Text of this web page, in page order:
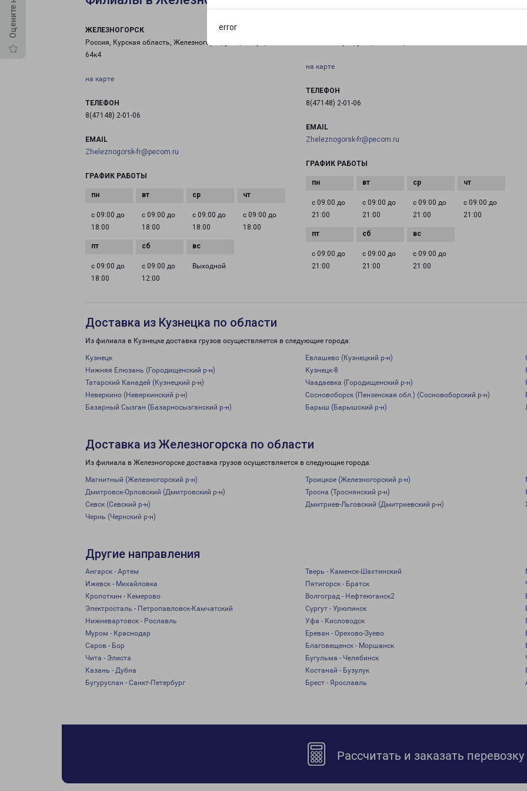
error
ЖЕЛЕЗНОГОРСК
Россия, Курская область, Железногорск, улица Мира,
64к4
на карте
ТЕЛЕФОН
8(47148) 2-01-06
EMAIL
Zheleznogorsk-fr@pecom.ru
ГРАФИК РАБОТЫ
с 09:00 до
18:00
с 09:00 до
18:00
с 09:00 до
18:00
с 09:00 до
18:00
с 09:00 до
18:00
с 09:00 до
12:00
Выходной
на карте
ТЕЛЕФОН
8(47148) 2-01-06
EMAIL
Zheleznogorsk-fr@pecom.ru
ГРАФИК РАБОТЫ
с 09:00 до
21:00
с 09:00 до
21:00
с 09:00 до
21:00
с 09:00 до
21:00
с 09:00 до
21:00
с 09:00 до
21:00
с 09:00 до
21:00
Доставка из Кузнецка по области
Из филиала в Кузнецке доставка грузов осуществляется в следующие города:
Кузнецк Евлашево (Кузнецкий р-н)
Нижняя Елюзань (Городищенский р-н)
Кузнецк-8
Татарский Канадей (Кузнецкий р-н)
Чаадаевка (Городищенский р-н)
Неверкино (Неверкинский р-н)
Сосновоборск (Пензенская обл.) (Сосновоборский р-н)
Базарный Сызган (Базарносызганский р-н)
Барыш (Барышский р-н)
Доставка из Железногорска по области
Из филиала в Железногорске доставка грузов осуществляется в следующие города:
Магнитный (Железногорский р-н) Троицкое (Железногорский р-н)
Дмитровск-Орловский (Дмитровский р-н)
Тросна (Троснянский р-н)
Севск (Севский р-н)
Дмитриев-Льговский (Дмитриевский р-н)
Чернь (Чернский р-н)
Другие направления
Ангарск - Артем Тверь - Каменск-Шахтинский
Ижевск - Михайловка
Пятигорск - Братск
Кропоткин - Кемерово
Волгоград - Нефтеюганск2
Электросталь - Петропавловск-Камчатский
Сургут - Урюпинск
Нижневартовск - Рославль
Уфа - Кисловодск
Муром - Краснодар
Ереван - Орехово-Зуево
Саров - Бор
Благовещенск - Моршанск
Чита - Элиста
Бугульма - Челябинск
Казань - Дубна
Костанай - Бузулук
Бугуруслан - Санкт-Петербург
Брест - Ярославль
Рассчитать и заказать перевозку